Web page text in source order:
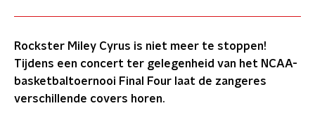
Rockster Miley Cyrus is niet meer te stoppen!
Tijdens een concert ter gelegenheid van het NCAA-
basketbaltoernooi Final Four laat de zangeres
verschillende covers horen.